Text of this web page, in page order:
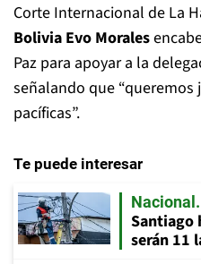
Corte Internacional de La
Bolivia Evo Morales
Paz para apoyar a la
señalando que “queremos
pacíficas”.
Te puede interesar
Nacional
Santiago
serán 11